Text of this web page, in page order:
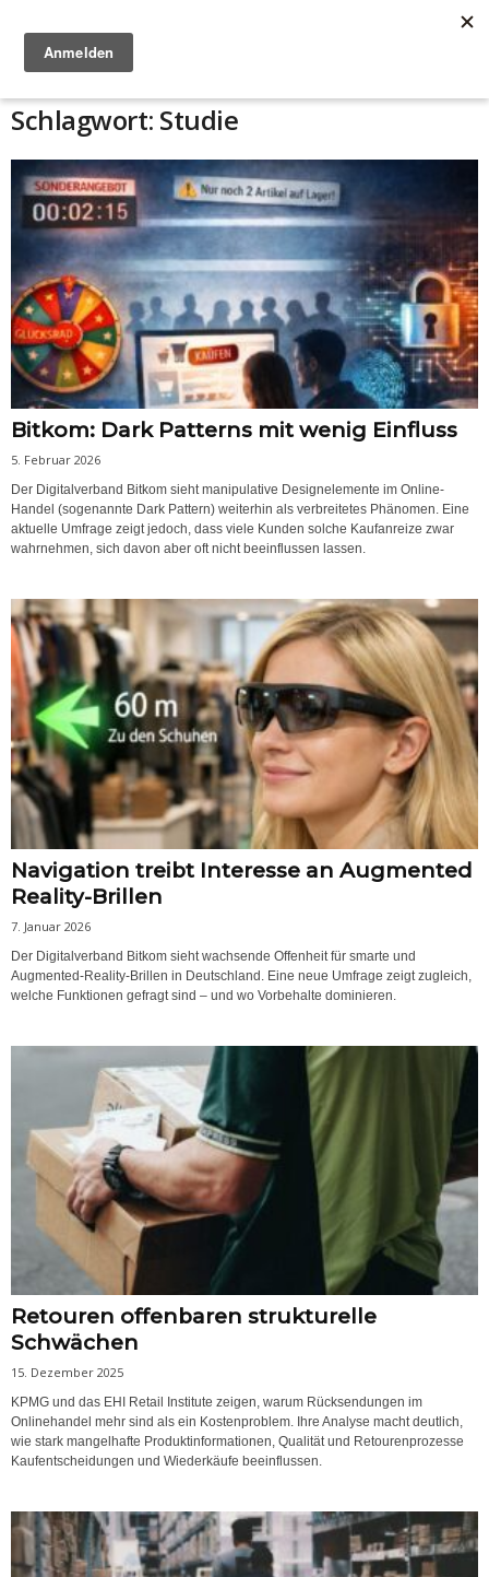
Schlagwort: Studie
Bitkom: Dark Patterns mit wenig Einfluss
5. Februar 2026
Der Digitalverband Bitkom sieht manipulative Designelemente im Online-
Handel (sogenannte Dark Pattern) weiterhin als verbreitetes Phänomen. Eine
aktuelle Umfrage zeigt jedoch, dass viele Kunden solche Kaufanreize zwar
wahrnehmen, sich davon aber oft nicht beeinflussen lassen.
Navigation treibt Interesse an Augmented
Reality-Brillen
7. Januar 2026
Der Digitalverband Bitkom sieht wachsende Offenheit für smarte und
Augmented-Reality-Brillen in Deutschland. Eine neue Umfrage zeigt zugleich,
welche Funktionen gefragt sind – und wo Vorbehalte dominieren.
Retouren offenbaren strukturelle
Schwächen
15. Dezember 2025
KPMG und das EHI Retail Institute zeigen, warum Rücksendungen im
Onlinehandel mehr sind als ein Kostenproblem. Ihre Analyse macht deutlich,
wie stark mangelhafte Produktinformationen, Qualität und Retourenprozesse
Kaufentscheidungen und Wiederkäufe beeinflussen.